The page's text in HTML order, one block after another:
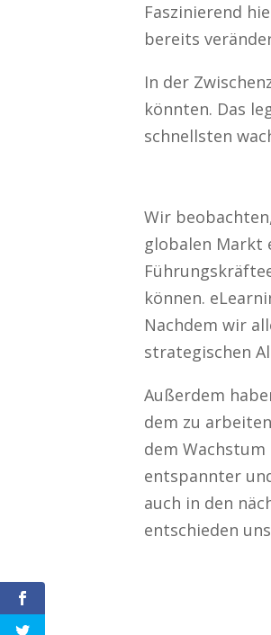
Faszinierend
bereits
In der
könnten. Das
schnellsten
Wir
globalen Markt
können.
Nachdem wir
strategischen
Außerdem
dem zu
dem
entspannter
auch in den
entschieden